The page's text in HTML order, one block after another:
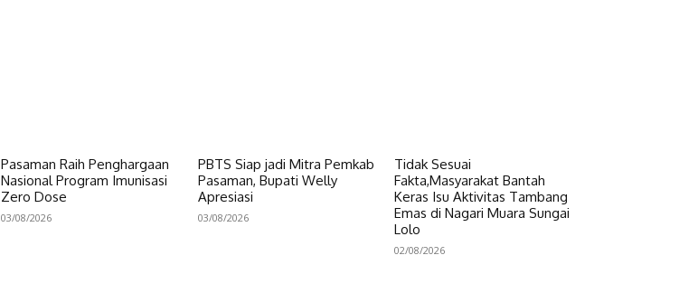
Pasaman Raih Penghargaan
Nasional Program Imunisasi
Zero Dose
03/08/2026
PBTS Siap jadi Mitra Pemkab
Pasaman, Bupati Welly
Apresiasi
03/08/2026
Tidak Sesuai
Fakta,Masyarakat Bantah
Keras Isu Aktivitas Tambang
Emas di Nagari Muara Sungai
Lolo
02/08/2026